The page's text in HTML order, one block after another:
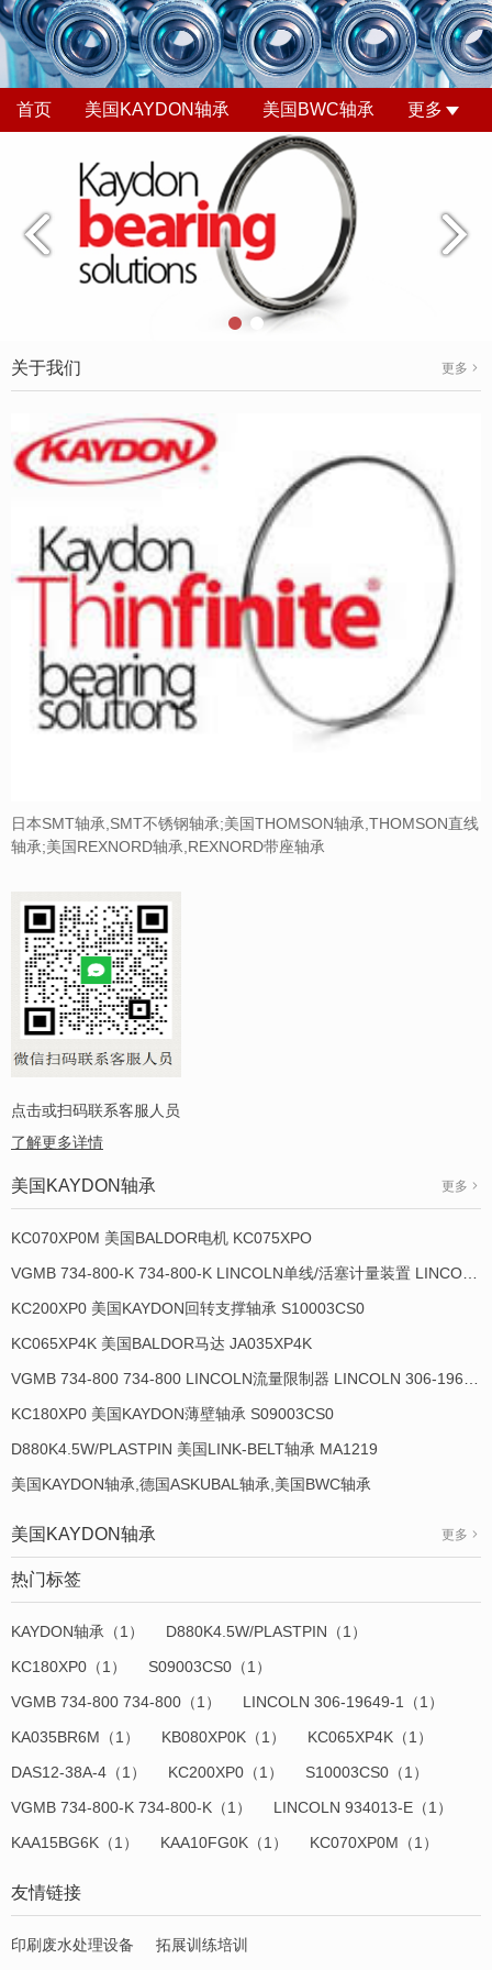
首页 美国KAYDON轴承 美国BWC轴承 更多
关于我们 更多
日本SMT轴承,SMT不锈钢轴承;美国THOMSON轴承,THOMSON直线
轴承;美国REXNORD轴承,REXNORD带座轴承
点击或扫码联系客服人员
了解更多详情
美国KAYDON轴承 更多
KC070XP0M 美国BALDOR电机 KC075XPO
KC200XP0 美国KAYDON回转支撑轴承 S10003CS0
KC065XP4K 美国BALDOR马达 JA035XP4K
KC180XP0 美国KAYDON薄壁轴承 S09003CS0
D880K4.5W/PLASTPIN 美国LINK-BELT轴承 MA1219
美国KAYDON轴承,德国ASKUBAL轴承,美国BWC轴承
美国KAYDON轴承 更多
热门标签
KAYDON轴承（1）
D880K4.5W/PLASTPIN（1）
KC180XP0（1）
S09003CS0（1）
VGMB 734-800 734-800（1）
LINCOLN 306-19649-1（1）
KA035BR6M（1）
KB080XP0K（1）
KC065XP4K（1）
DAS12-38A-4（1）
KC200XP0（1）
S10003CS0（1）
VGMB 734-800-K 734-800-K（1）
LINCOLN 934013-E（1）
KAA15BG6K（1）
KAA10FG0K（1） KC070XP0M（1）
友情链接
印刷废水处理设备 拓展训练培训